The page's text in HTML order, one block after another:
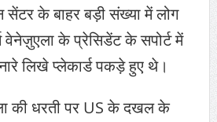
सेंटर के बाहर बड़ी संख्या में लोग
वेनेज़ुएला के प्रेसिडेंट के सपोर्ट में
लिखे प्लेकार्ड पकड़े हुए थे।
की धरती पर US के दखल के